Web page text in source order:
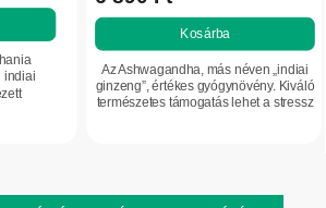
indiai
Kosárba
Az Ashwagandha, más néven „indiai
ginzeng”, értékes gyógynövény. Kiváló
természetes támogatás lehet a stressz